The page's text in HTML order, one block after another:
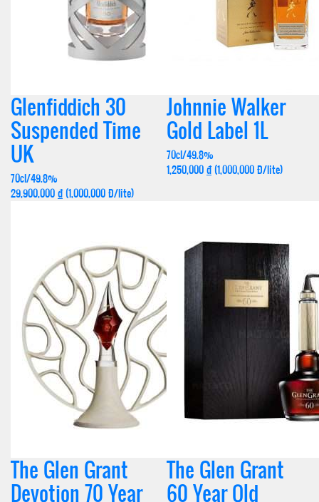
Glenfiddich 30
Suspended Time
UK
70cl/49.8%
29,900,000 đ (1,000,000 Đ/lite)
Johnnie Walker
Gold Label 1L
70cl/49.8%
1,250,000 đ (1,000,000 Đ/lite)
The Glen Grant
Devotion 70 Year
The Glen Grant
60 Year Old